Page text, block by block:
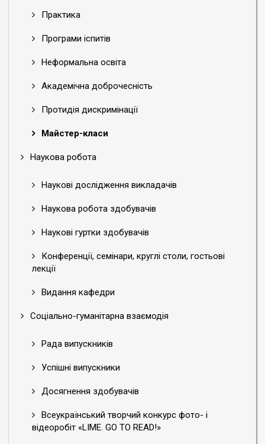
Практика
Програми іспитів
Неформальна освіта
Академічна доброчесність
Протидія дискримінації
Майстер-класи
Наукова робота
Наукові дослідження викладачів
Наукова робота здобувачів
Наукові гуртки здобувачів
Конференції, семінари, круглі столи, гостьові
лекції
Видання кафедри
Соціально-гуманітарна взаємодія
Рада випускників
Успішні випускники
Досягнення здобувачів
Всеукраїнський творчий конкурс фото- і
відеоробіт «LIME. GO TO READ!»